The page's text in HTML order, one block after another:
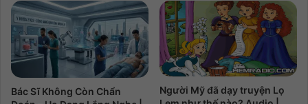
Bác Sĩ Không Còn Chẩn
Người Mỹ đã dạy truyện Lọ